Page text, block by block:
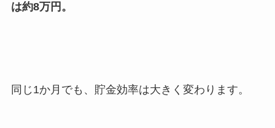
は約8万円。
同じ1か月でも、貯金効率は大きく変わります。